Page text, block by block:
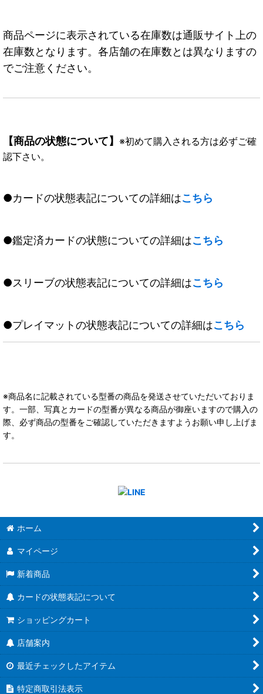
商品ページに表示されている在庫数は通販サイト上の
在庫数となります。各店舗の在庫数とは異なりますの
でご注意ください。
【商品の状態について】 ※初めて購入される方は必ずご確
認下さい。
●カードの状態表記についての詳細はこちら
●鑑定済カードの状態についての詳細はこちら
●スリーブの状態表記についての詳細はこちら
●プレイマットの状態表記についての詳細はこちら
※商品名に記載されている型番の商品を発送させていただいておりま
す。一部、写真とカードの型番が異なる商品が御座いますので購入の
際、必ず商品の型番をご確認していただきますようお願い申し上げま
す。
ホーム
マイページ
新着商品
カードの状態表記について
ショッピングカート
店舗案内
最近チェックしたアイテム
特定商取引法表示